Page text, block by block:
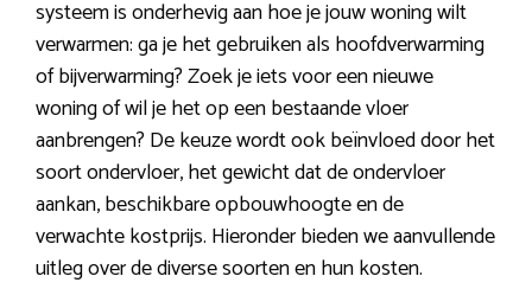
systeem is onderhevig aan hoe je jouw woning wilt
verwarmen: ga je het gebruiken als hoofdverwarming
of bijverwarming? Zoek je iets voor een nieuwe
woning of wil je het op een bestaande vloer
aanbrengen? De keuze wordt ook beïnvloed door het
soort ondervloer, het gewicht dat de ondervloer
aankan, beschikbare opbouwhoogte en de
verwachte kostprijs. Hieronder bieden we aanvullende
uitleg over de diverse soorten en hun kosten.